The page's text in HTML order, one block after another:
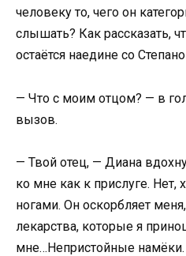
человеку то, чего он
слышать? Как рассказать,
остаётся наедине со
— Что с моим отцом? — в
вызов.
— Твой отец, — Диана
ко мне как к прислуге. Нет,
ногами. Он оскорбляет
лекарства, которые я
мне…Непристойные намёки.